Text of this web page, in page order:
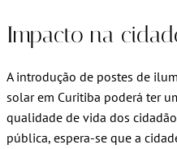
Impacto na
A introdução de postes de
solar em Curitiba poderá ter
qualidade de vida dos
pública, espera-se que a